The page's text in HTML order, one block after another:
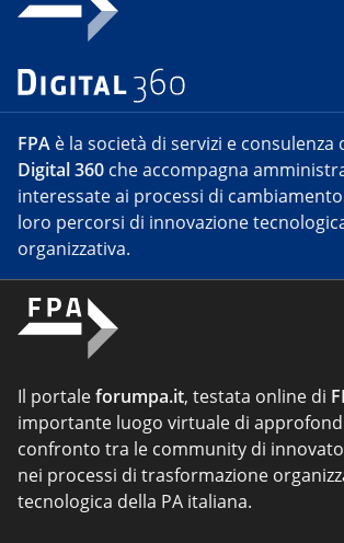
FPA è la società di servizi e consulenza
Digital 360 che accompagna
interessate ai processi di cambiamento
loro percorsi di innovazione
organizzativa.
Il portaleforumpa.it, testata online di
importante luogo virtuale di
confronto tra le community di
nei processi di trasformazione
tecnologica della PA italiana.